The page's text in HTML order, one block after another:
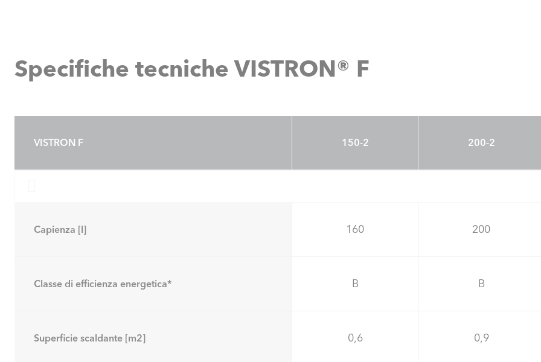
Specifiche tecniche VISTRON® F
VISTRON F 150-2 200-2
Capienza [l] 160 200
Classe di efficienza energetica* B B
Superficie scaldante [m2] 0,6 0,9